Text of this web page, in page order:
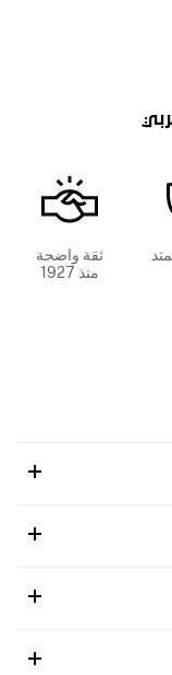
ثقة واضحة
منذ 1927